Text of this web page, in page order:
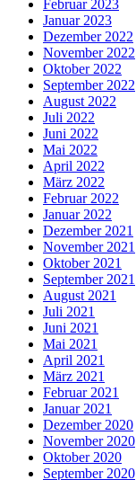
Februar 2023
Januar 2023
Dezember 2022
November 2022
Oktober 2022
September 2022
August 2022
Juli 2022
Juni 2022
Mai 2022
April 2022
März 2022
Februar 2022
Januar 2022
Dezember 2021
November 2021
Oktober 2021
September 2021
August 2021
Juli 2021
Juni 2021
Mai 2021
April 2021
März 2021
Februar 2021
Januar 2021
Dezember 2020
November 2020
Oktober 2020
September 2020